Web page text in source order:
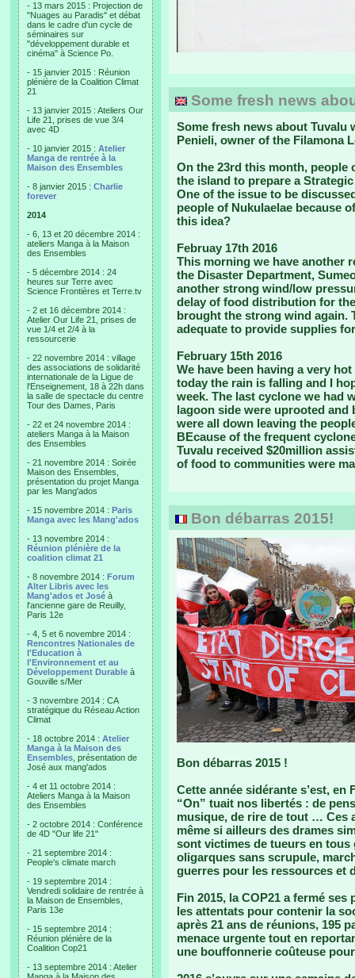
- 13 mars 2015 : Projection de
"Nuages au Paradis" et débat
dans le cadre d'un cycle de
séminaires sur
"développement durable et
cinéma" à Science Po.
- 15 janvier 2015 : Réunion
plénière de la Coalition Climat
21
- 13 janvier 2015 : Ateliers Our
Life 21, prises de vue 3/4
avec 4D
- 10 janvier 2015 : Atelier
Manga de rentrée à la
Maison des Ensembles
- 8 janvier 2015 : Charlie
forever
2014
- 6, 13 et 20 décembre 2014 :
ateliers Manga à la Maison
des Ensembles
- 5 décembre 2014 : 24
heures sur Terre avec
Science Frontières et Terre.tv
- 2 et 16 décembre 2014 :
Atelier Our Life 21, prises de
vue 1/4 et 2/4 à la
ressourcerie
- 22 novembre 2014 : village
des associations de solidarité
internationale de la Ligue de
l'Enseignement, 18 à 22h dans
la salle de spectacle du centre
Tour des Dames, Paris
- 22 et 24 novembre 2014 :
ateliers Manga à la Maison
des Ensembles
- 21 novembre 2014 : Soirée
Maison des Ensembles,
présentation du projet Manga
par les Mang'ados
- 15 novembre 2014 : Paris
Manga avec les Mang'ados
- 13 novembre 2014 :
Réunion plénière de la
coalition climat 21
- 8 novembre 2014 : Forum
Alter Libris avec les
Mang'ados et José à
l'ancienne gare de Reuilly,
Paris 12e
- 4, 5 et 6 novembre 2014 :
Rencontres Nationales de
l'Education à
l'Environnement et au
Développement Durable à
Gouville s/Mer
- 3 novembre 2014 : CA
stratégique du Réseau Action
Climat
- 18 octobre 2014 : Atelier
Manga à la Maison des
Ensembles , présentation de
José aux mang'ados
- 4 et 11 octobre 2014 :
Ateliers Manga à la Maison
des Ensembles
- 2 octobre 2014 : Conférence
de 4D "Our life 21"
- 21 septembre 2014 :
People's climate march
- 19 septembre 2014 :
Vendredi solidaire de rentrée à
la Maison de Ensembles,
Paris 13e
- 15 septembre 2014 :
Réunion plénière de la
Coalition Cop21
- 13 septembre 2014 : Atelier
Some fresh news
Some fresh news about Tuvalu
Penieli, owner of the Filamona
On the 23rd this month, people
the island to prepare a
One of the issue to be
people of Nukulaelae because
this idea?
Februay 17th 2016
This morning we have another
the Disaster Department,
another strong wind/low
delay of food distribution for
brought the strong wind again.
adequate to provide supplies
February 15th 2016
We have been having a very
today the rain is falling and I
week. The last cyclone we had
lagoon side were uprooted
were all down leaving the
BEcause of the frequent
Tuvalu received $20million
of food to communities were
Bon débarras 2015!
Bon débarras 2015 !
Cette année sidérante s’est, en
“On” tuait nos libertés : de
musique, de rire de tout … Ces
même si ailleurs des drames
sont victimes de tueurs en
oligarques sans scrupule,
guerres pour les ressources et
Fin 2015, la COP21 a fermé
les attentats pour contenir la
après 21 ans de réunions, 195
menace urgente tout en
une bouffonnerie coûteuse